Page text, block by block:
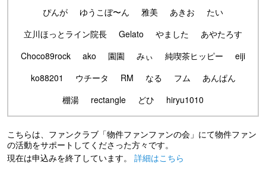
ぴんが
ゆうこぼ〜ん 雅美 あきお
たい
立川ほっとライン院長
Gelato やました
あやたろす
Choco89rock
ako 園園 みぃ 純喫茶ヒッピー
eiji
ko88201
ウチータ RM なる フム
あんぱん
棚湯
rectangle どひ hiryu1010
こちらは、ファンクラブ「物件ファンファンの会」にて物件ファン
の活動をサポートしてくださった方々です。
現在は申込みを終了しています。 詳細はこちら